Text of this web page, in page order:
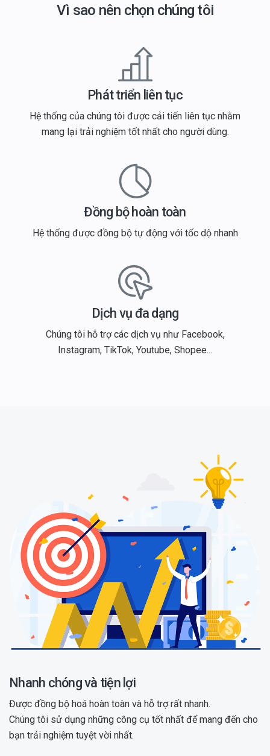
Vì sao nên chọn chúng tôi
Phát triển liên tục
Hệ thống của chúng tôi được cải tiến liên tục nhằm
mang lại trải nghiệm tốt nhất cho người dùng.
Đồng bộ hoàn toàn
Hệ thống được đồng bộ tự động với tốc dộ nhanh
Dịch vụ đa dạng
Chúng tôi hỗ trợ các dịch vụ như Facebook,
Instagram, TikTok, Youtube, Shopee...
Nhanh chóng và tiện lợi
Được đồng bộ hoá hoàn toàn và hỗ trợ rất nhanh.
Chúng tôi sử dụng những công cụ tốt nhất để mang đến cho
bạn trải nghiệm tuyệt vời nhất.